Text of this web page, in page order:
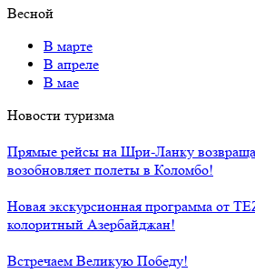
Весной
В марте
В апреле
В мае
Новости туризма
Прямые рейсы на Шри-Ланку
возобновляет полеты в Коломбо!
Новая экскурсионная программа от
колоритный Азербайджан!
Встречаем Великую Победу!